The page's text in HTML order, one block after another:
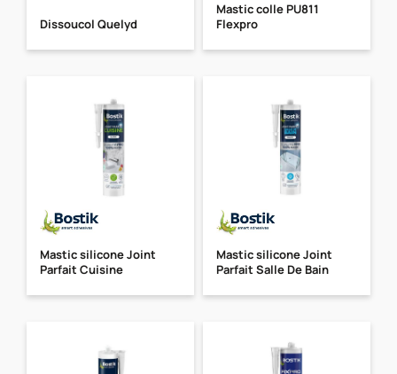
Dissoucol Quelyd
Mastic colle PU811
Flexpro
Mastic silicone Joint
Parfait Cuisine
Mastic silicone Joint
Parfait Salle De Bain